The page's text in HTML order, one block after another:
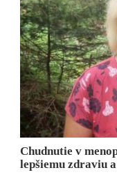
Chudnutie v
lepšiemu zdraviu